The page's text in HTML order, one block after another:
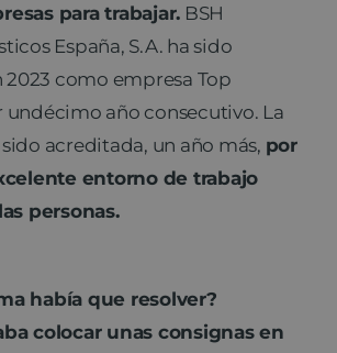
para trabajar. BSH
España, S.A. ha sido
como empresa Top
undécimo año consecutivo. La
acreditada, un año más, por
entorno de trabajo
personas.
había que resolver?
colocar unas consignas en